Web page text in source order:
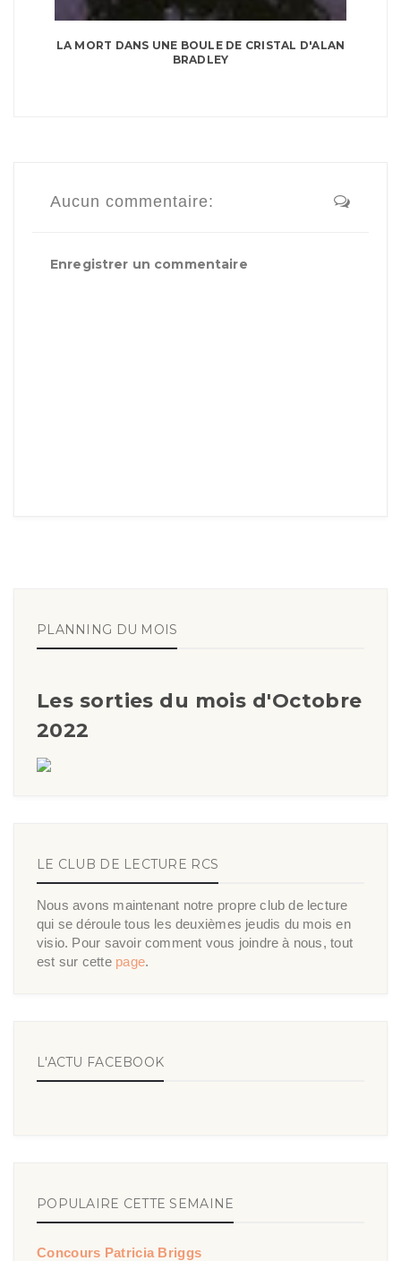
LA MORT DANS UNE BOULE DE CRISTAL D'ALAN
BRADLEY
Aucun commentaire:
Enregistrer un commentaire
PLANNING DU MOIS
Les sorties du mois d'Octobre
2022
LE CLUB DE LECTURE RCS
Nous avons maintenant notre propre club de lecture
qui se déroule tous les deuxièmes jeudis du mois en
visio. Pour savoir comment vous joindre à nous, tout
est sur cette page.
L'ACTU FACEBOOK
POPULAIRE CETTE SEMAINE
Concours Patricia Briggs